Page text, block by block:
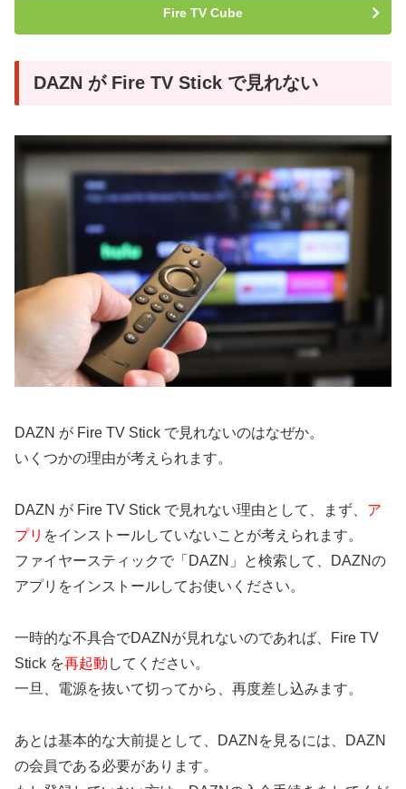
Fire TV Cube
DAZN が Fire TV Stick で見れない
DAZN が Fire TV Stick で見れないのはなぜか。
いくつかの理由が考えられます。
DAZN が Fire TV Stick で見れない理由として、まず、 ア
プリ をインストールしていないことが考えられます。
ファイヤースティックで「DAZN」と検索して、DAZNの
アプリをインストールしてお使いください。
一時的な不具合でDAZNが見れないのであれば、Fire TV
Stick を再起動 してください。
一旦、電源を抜いて切ってから、再度差し込みます。
あとは基本的な大前提として、DAZNを見るには、DAZN
の会員である必要があります。